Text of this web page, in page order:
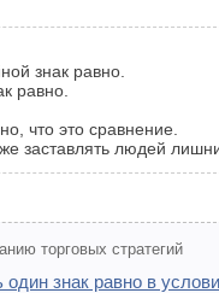
знак равно.
равно.
что это сравнение.
заставлять людей
торговых стратегий
знак равно в